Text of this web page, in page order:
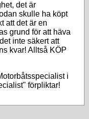
det är
skulle ha köpt
att det är en
grund för att häva
inte säkert att
kvar! Alltså KÖP
i
förpliktar!